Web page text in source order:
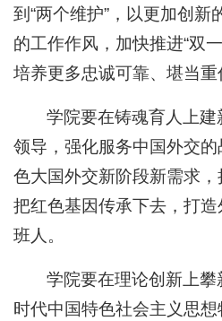
到“两个维护”，以更加创新
的工作作风，加快推进“双
培养更多忠诚可靠、堪当重
学院要在铸魂育人上
领导，强化服务中国外交
色大国外交新阶段新需求，
把红色基因传承下去，打
班人。
学院要在理论创新上
时代中国特色社会主义思